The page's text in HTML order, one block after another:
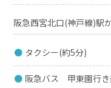
阪急西宮北口(神戸線)駅
タクシー(約5分)
阪急バス 甲東園行